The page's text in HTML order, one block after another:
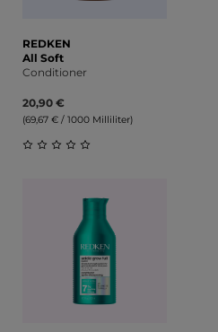
REDKEN
All Soft
Conditioner
20,90 €
(69,67 € / 1000 Milliliter)